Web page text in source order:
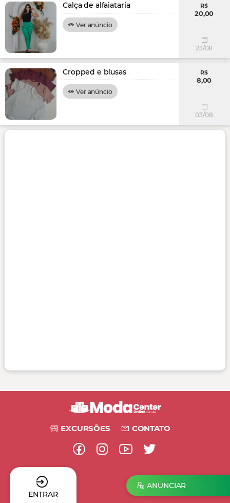
Calça de alfaiataria
Ver anúncio
R$
20,00
23/08
Cropped e blusas
Ver anúncio
R$
8,00
03/08
EXCURSÕES CONTATO
ENTRAR
ANUNCIAR